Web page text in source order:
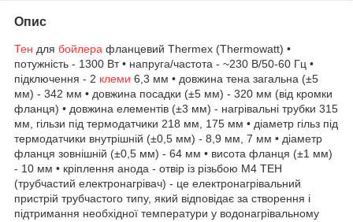
Опис
Тен для бойлера фланцевий Thermex (Thermowatt) •
потужність - 1300 Вт • напруга/частота - ~230 В/50-60 Гц •
підключення - 2 клеми 6,3 мм • довжина тена загальна (±5
мм) - 342 мм • довжина посадки (±5 мм) - 320 мм (від кромки
фланця) • довжина елементів (±3 мм) - нагрівальні трубки 315
мм, гільзи під термодатчики 218 мм, 175 мм • діаметр гільз під
термодатчики внутрішній (±0,5 мм) - 8,9 мм, 7 мм • діаметр
фланця зовнішній (±0,5 мм) - 64 мм • висота фланця (±1 мм)
- 10 мм • кріплення анода - отвір із різьбою М4 ТЕН
(трубчастий електронагрівач) - це електронагрівальний
пристрій трубчастого типу, який відповідає за створення і
підтримання необхідної температури у водонагрівальному